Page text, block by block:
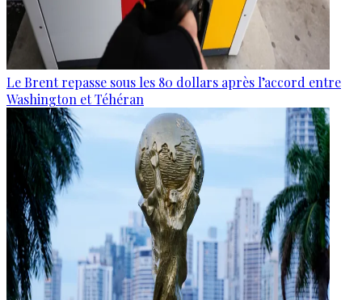
Le Brent repasse sous les 80 dollars après l’accord entre
Washington et Téhéran